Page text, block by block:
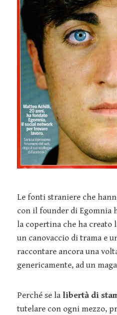
Le fonti straniere che
con il founder di Egomnia
la copertina che ha creato
un canovaccio di trama e
raccontare ancora una
genericamente, ad un
Perché se la libertà di
tutelare con ogni mezzo,